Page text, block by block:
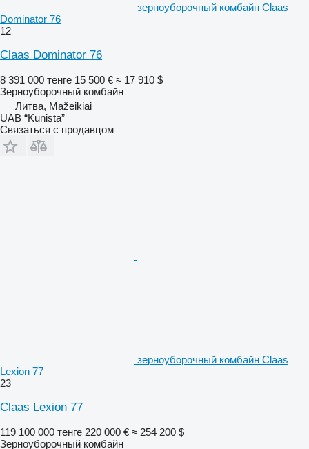
зерноуборочный комбайн Claas
Dominator 76
12
Claas Dominator 76
8 391 000 тенге 15 500 € ≈ 17 910 $
Зерноуборочный комбайн
Литва, Mažeikiai
UAB “Kunista”
Связаться с продавцом
зерноуборочный комбайн Claas
Lexion 77
23
Claas Lexion 77
119 100 000 тенге 220 000 € ≈ 254 200 $
Зерноуборочный комбайн